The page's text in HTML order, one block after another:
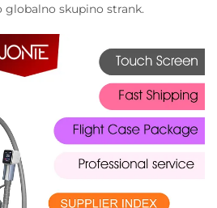
skupino strank.